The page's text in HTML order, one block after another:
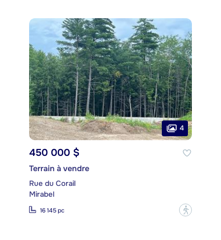
4
450 000 $
Terrain à vendre
Rue du Corail
Mirabel
16 145 pc ?